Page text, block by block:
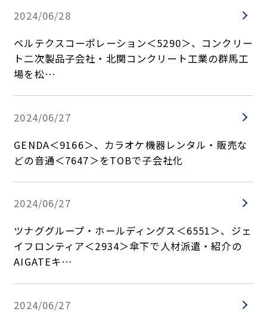
2024/06/28
ベルテクスコーポレーション＜5290＞、コンクリー
ト二次製品子会社・北関コンクリート工業の群馬工
場を松…
2024/06/27
GENDA＜9166＞、カラオケ機器レンタル・販売な
どの音通＜7647＞をTOBで子会社化
2024/06/27
ツナググループ・ホールディングス＜6551＞、ジェ
イフロンティア＜2934＞傘下で人材派遣・紹介の
AIGATEキ…
2024/06/27